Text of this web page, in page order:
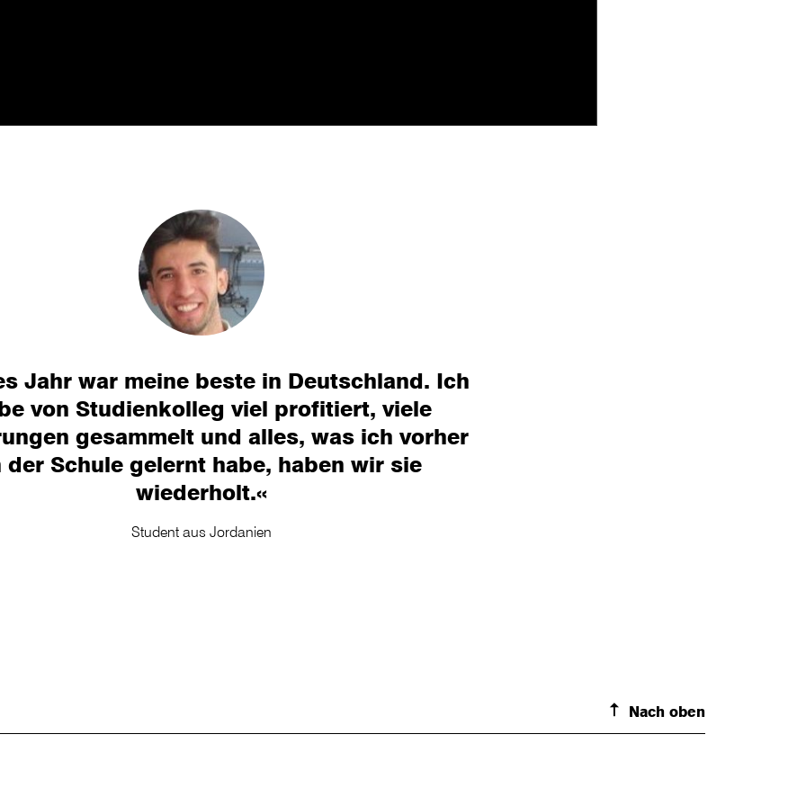
Jahr war meine beste in Deutschland. Ich
von Studienkolleg viel profitiert, viele
gesammelt und alles, was ich vorher
der Schule gelernt habe, haben wir sie
wiederholt.«
Student aus Jordanien
Nach oben